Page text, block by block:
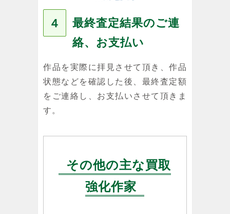
４
最終査定結果のご連
絡、お支払い
作品を実際に拝見させて頂き、作品
状態などを確認した後、最終査定額
をご連絡し、お支払いさせて頂きま
す。
その他の主な買取
強化作家